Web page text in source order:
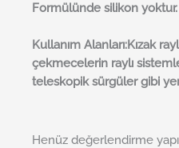
Formülünde silikon yoktur.
Kullanım Alanları:Kızak
çekmecelerin raylı
teleskopik sürgüler gibi
Henüz değerlendirme